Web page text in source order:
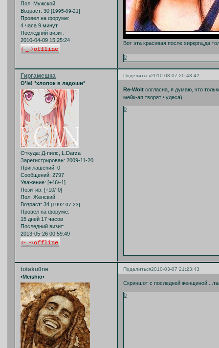
Пол: Мужской
Возраст: 30 [1995-09-21]
Провел на форуме:
4 часа 9 минут
Последний визит:
2010-04-09 15:25:24
Вот эта красивая после хиркрга,да
0
Поделиться2010-03-07 20:43:42
Гиргамешка
O'le! *хлопок в ладоши*
Откуда: Д-пилс, L.Darza
Зарегистрирован: 2009-11-20
Приглашений: 0
Сообщений: 2797
Уважение: [+46/-1]
Позитив: [+10/-0]
Пол: Женский
Возраст: 34 [1992-07-23]
Провел на форуме:
15 дней 17 часов
Последний визит:
2013-05-26 00:59:49
Re-Wolt согласна, я думаю, что
мейк-ап творят чудеса)
0
Поделиться2010-03-07 21:23:43
totaku0ne
•Meishio•
Скриншот с последней
0